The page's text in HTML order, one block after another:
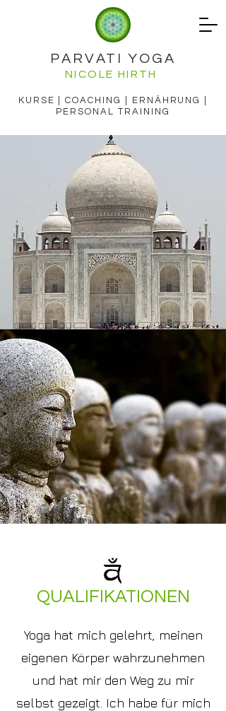
PARVATI YOGA
NICOLE HIRTH
KURSE | COACHING | ERNÄHRUNG |
PERSONAL TRAINING
QUALIFIKATIONEN
Yoga hat mich gelehrt, meinen
eigenen Körper wahrzunehmen
und hat mir den Weg zu mir
selbst gezeigt. Ich habe für mich